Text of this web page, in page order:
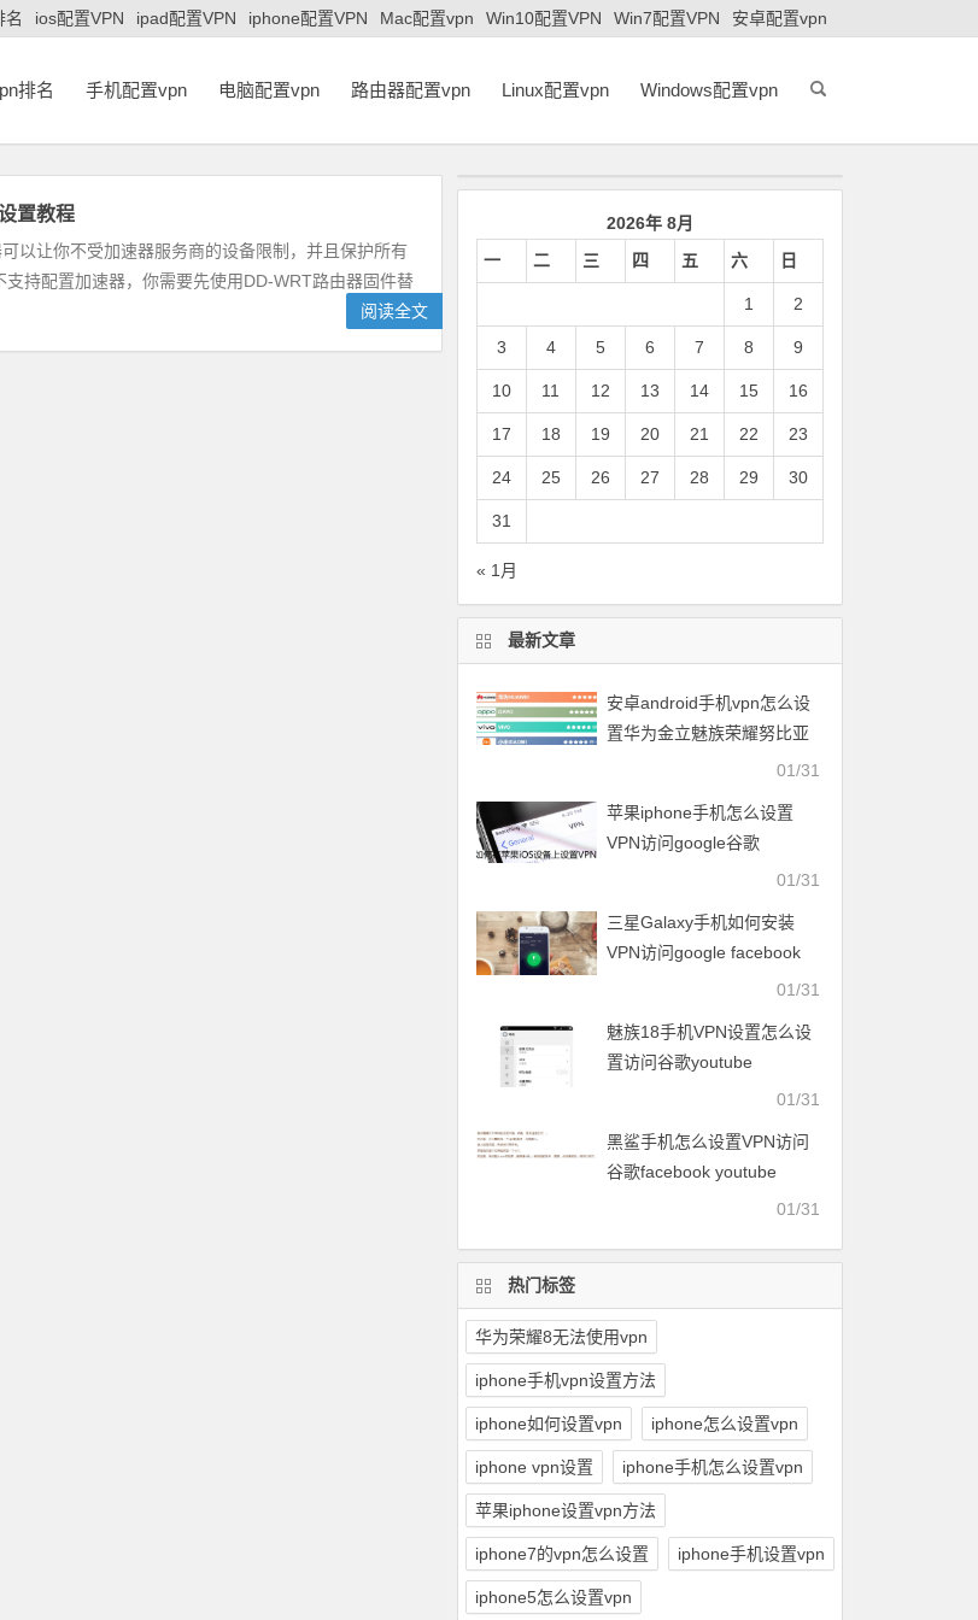
名 ios配置VPN ipad配置VPN iphone配置VPN Mac配置vpn Win10配置VPN Win7配置VPN 安卓配置vpn
排名 手机配置vpn 电脑配置vpn 路由器配置vpn Linux配置vpn Windows配置vpn
置教程
以让你不受加速器服务商的设备限制，并且保护所有
持配置加速器，你需要先使用DD-WRT路由器固件替
阅读全文
2026年 8月
一
二 三 四 五 六 日
1 2
3 4 5 6 7 8 9
10 11 12 13 14 15 16
17 18 19 20 21 22 23
24 25 26 27 28 29 30
31
« 1月
最新文章
安卓android手机vpn怎么设
置华为金立魅族荣耀努比亚
一加vivo小米OPPO中兴联想
01/31
苹果iphone手机怎么设置
VPN访问google谷歌
01/31
三星Galaxy手机如何安装
VPN访问google facebook
01/31
魅族18手机VPN设置怎么设
置访问谷歌youtube
01/31
黑鲨手机怎么设置VPN访问
谷歌facebook youtube
01/31
热门标签
华为荣耀8无法使用vpn
iphone手机vpn设置方法
iphone如何设置vpn iphone怎么设置vpn
iphone vpn设置 iphone手机怎么设置vpn
苹果iphone设置vpn方法
iphone7的vpn怎么设置 iphone手机设置vpn
iphone5怎么设置vpn